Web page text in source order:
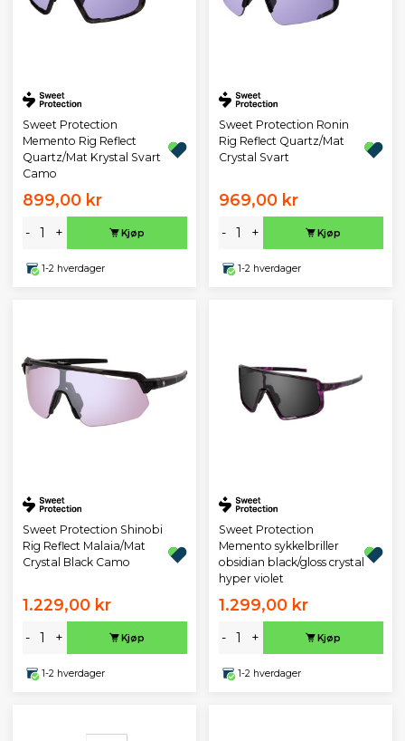
Sweet Protection
Memento Rig Reflect
Quartz/Mat Krystal Svart
Camo
899,00 kr
- + Kjøp
1-2 hverdager
Sweet Protection Ronin
Rig Reflect Quartz/Mat
Crystal Svart
969,00 kr
- + Kjøp
1-2 hverdager
Sweet Protection Shinobi
Rig Reflect Malaia/Mat
Crystal Black Camo
1.229,00 kr
- + Kjøp
1-2 hverdager
Sweet Protection
Memento sykkelbriller
obsidian black/gloss crystal
hyper violet
1.299,00 kr
- + Kjøp
1-2 hverdager